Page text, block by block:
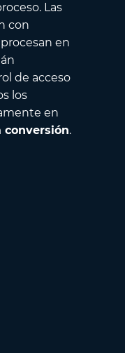
Las
con
en
de acceso
los
en
conversión.